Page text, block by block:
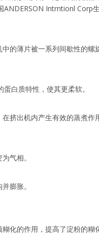
ANDERSON Intrntionl Corp
的薄片被一系列间歇性的螺
白质特性，使其更柔软。
挤出机内产生有效的蒸煮作
气相。
膨胀。
化的作用，提高了淀粉的糊